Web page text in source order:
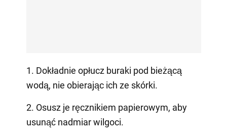
1. Dokładnie opłucz buraki pod bieżącą
wodą, nie obierając ich ze skórki.
2. Osusz je ręcznikiem papierowym, aby
usunąć nadmiar wilgoci.